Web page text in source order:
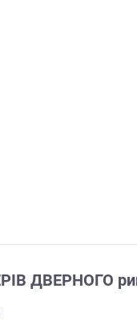
ДВЕРНОГО